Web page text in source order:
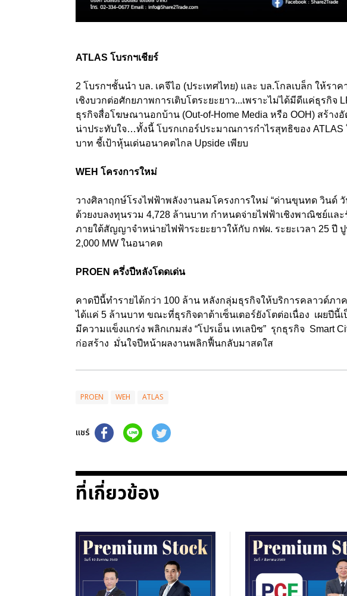
ATLAS โบรกฯเชียร์
2 โบรกฯชั้นนำ บล. เคจีไอ (ประเทศไทย) และ บล.โกลเบล็ก ให้รา
เชิงบวกต่อศักยภาพการเติบโตระยะยาว...เพราะไม่ได้มีดีแค่ธุรกิจ
ธุรกิจสื่อโฆษณานอกบ้าน (Out-of-Home Media หรือ OOH) สร้าง
น่าประทับใจ…ทั้งนี้ โบรกเกอร์ประมาณการกำไรสุทธิของ ATLAS
บาท ชี้เป้าหุ้นเด่นอนาคตไกล Upside เพียบ
WEH โครงการใหม่
วางศิลาฤกษ์โรงไฟฟ้าพลังงานลมโครงการใหม่ “ด่านขุนทด วินด์ วั
ด้วยงบลงทุนรวม 4,728 ล้านบาท กำหนดจ่ายไฟฟ้าเชิงพาณิชย์และ
ภายใต้สัญญาจำหน่ายไฟฟ้าระยะยาวให้กับ กฟผ. ระยะเวลา 25 ปี
2,000 MW ในอนาคต
PROEN ครึ่งปีหลังโดดเด่น
คาดปีนี้ทำรายได้กว่า 100 ล้าน หลังกลุ่มธุรกิจให้บริการคลาวด์ภา
ได้แค่ 5 ล้านบาท ขณะที่ธุรกิจดาต้าเซ็นเตอร์ยังโตต่อเนื่อง เผยปีนี้
มีความแข็งแกร่ง พลิกเกมส่ง “โปรเอ็น เทเลบิซ” รุกธุรกิจ Smart
ก่อสร้าง มั่นใจปีหน้าผลงานพลิกฟื้นกลับมาสดใส
PROEN WEH ATLAS
แชร์
ที่เกี่ยวข้อง